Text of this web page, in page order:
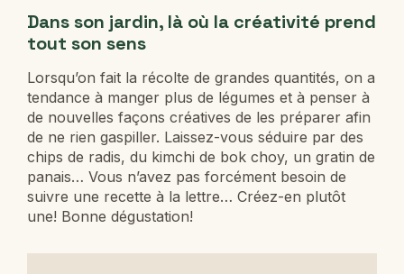
Dans son jardin, là où la créativité prend
tout son sens
Lorsqu’on fait la récolte de grandes quantités, on a
tendance à manger plus de légumes et à penser à
de nouvelles façons créatives de les préparer afin
de ne rien gaspiller. Laissez-vous séduire par des
chips de radis, du kimchi de bok choy, un gratin de
panais… Vous n’avez pas forcément besoin de
suivre une recette à la lettre… Créez-en plutôt
une! Bonne dégustation!